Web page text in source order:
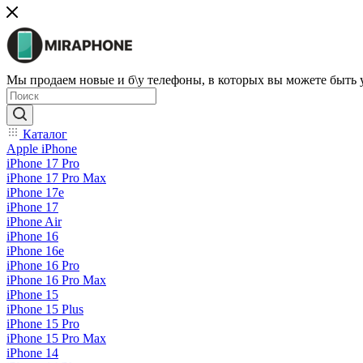
Мы продаем новые и б\у телефоны, в которых вы можете быть
Каталог
Apple iPhone
iPhone 17 Pro
iPhone 17 Pro Max
iPhone 17e
iPhone 17
iPhone Air
iPhone 16
iPhone 16e
iPhone 16 Pro
iPhone 16 Pro Max
iPhone 15
iPhone 15 Plus
iPhone 15 Pro
iPhone 15 Pro Max
iPhone 14